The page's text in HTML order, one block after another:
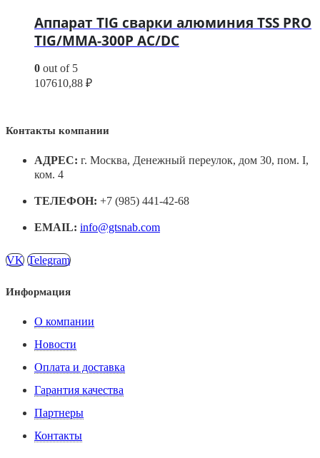
Аппарат TIG сварки алюминия TSS PRO
TIG/MMA-300P AC/DC
0 out of 5
107610,88 ₽
Контакты компании
АДРЕС: г. Москва, Денежный переулок, дом 30, пом. I,
ком. 4
ТЕЛЕФОН: +7 (985) 441-42-68
EMAIL: info@gtsnab.com
VK Telegram
Информация
О компании
Новости
Оплата и доставка
Гарантия качества
Партнеры
Контакты